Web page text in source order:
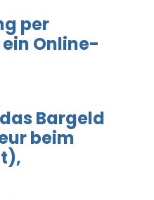
per
Online-
Bargeld
beim